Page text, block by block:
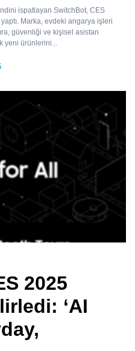
ispatlayan SwitchBot, CES
Marka, evdeki angarya işleri
güvenliği ve kişisel asistan
yeni ürünlerini...
2025
‘AI